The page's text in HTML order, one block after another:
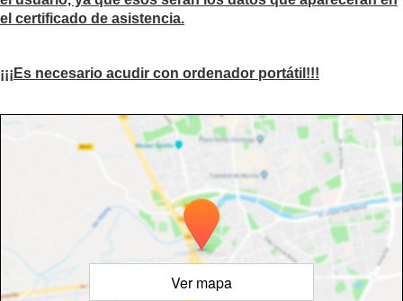
el certificado de asistencia.
¡¡¡Es necesario acudir con ordenador portátil!!!
Ver mapa